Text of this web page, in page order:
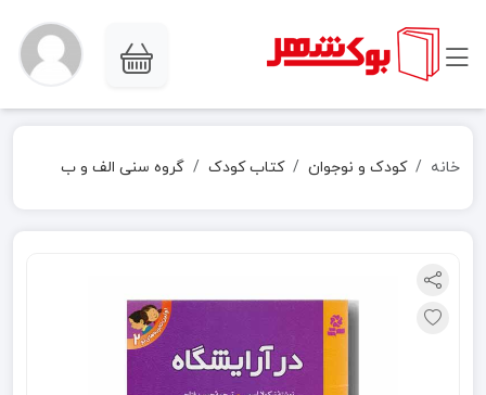
خانه کودک و نوجوان کتاب کودک گروه سنی الف و ب